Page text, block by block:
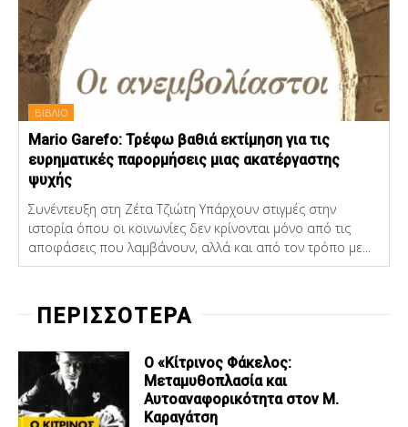
ΒΙΒΛΙΟ
Mario Garefo: Τρέφω βαθιά εκτίμηση για τις
ευρηματικές παρορμήσεις μιας ακατέργαστης
ψυχής
Συνέντευξη στη Ζέτα Τζιώτη Υπάρχουν στιγμές στην
ιστορία όπου οι κοινωνίες δεν κρίνονται μόνο από τις
αποφάσεις που λαμβάνουν, αλλά και από τον τρόπο με...
ΠΕΡΙΣΣΟΤΕΡΑ
Ο «Κίτρινος Φάκελος:
Μεταμυθοπλασία και
Αυτοαναφορικότητα στον Μ.
Καραγάτση